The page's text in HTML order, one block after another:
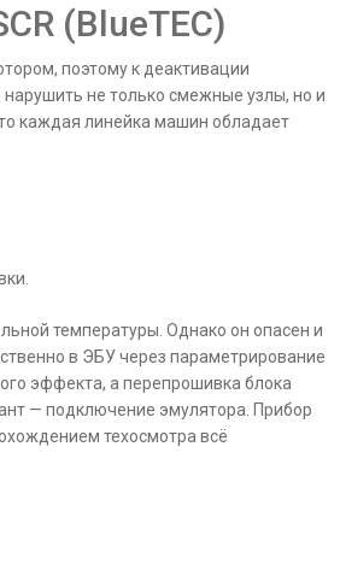
(BlueTEC)
поэтому к деактивации
не только смежные узлы, но и
каждая линейка машин обладает
температуры. Однако он опасен и
в ЭБУ через параметрирование
эффекта, а перепрошивка блока
— подключение эмулятора. Прибор
техосмотра всё